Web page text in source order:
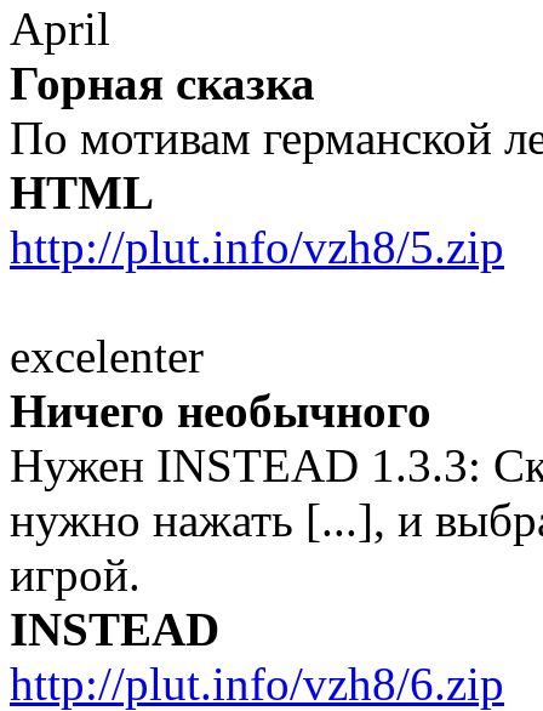
April
Горная сказка
По мотивам германской
HTML
http://plut.info/vzh8/5.zip
excelenter
Ничего необычного
Нужен INSTEAD 1.3.3:
нужно нажать [...], и
игрой.
INSTEAD
http://plut.info/vzh8/6.zip